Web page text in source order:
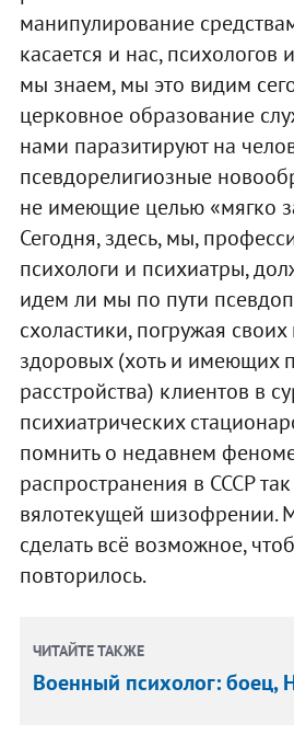
манипулирование
касается и нас, психологов
мы знаем, мы это видим
церковное образование
нами паразитируют на
псевдорелигиозные
не имеющие целью «мягко
Сегодня, здесь, мы,
психологи и психиатры,
идем ли мы по пути
схоластики, погружая
здоровых (хоть и имеющих
расстройства) клиентов в
психиатрических
помнить о недавнем
распространения в СССР
вялотекущей шизофрении.
сделать всё возможное,
повторилось.
ЧИТАЙТЕ ТАКЖЕ
Военный психолог: боец,